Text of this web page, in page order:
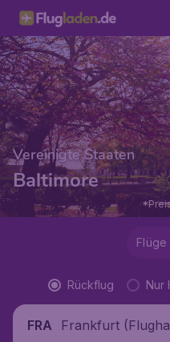
Vereinigte Staaten
Baltimore
Flüge
Rückflug Nur
FRA
Frankfurt